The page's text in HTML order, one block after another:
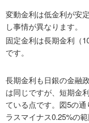
変動金利は低金利が安
し事情が異なります。
固定金利は長期金利（
です。
長期金利も日銀の金融
は同じですが、短期金
ている点です。図5の
ラスマイナス0.25%の